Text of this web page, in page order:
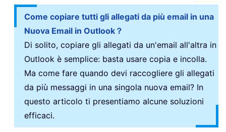
Come copiare tutti gli allegati da più email in una
Nuova Email in Outlook？
Di solito, copiare gli allegati da un'email all'altra in
Outlook è semplice: basta usare copia e incolla.
Ma come fare quando devi raccogliere gli allegati
da più messaggi in una singola nuova email? In
questo articolo ti presentiamo alcune soluzioni
efficaci.